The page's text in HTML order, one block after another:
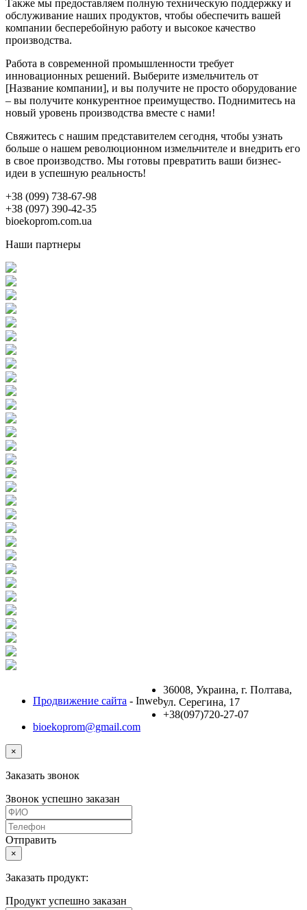
Также мы предоставляем полную техническую поддержку и
обслуживание наших продуктов, чтобы обеспечить вашей
компании бесперебойную работу и высокое качество
производства.
Работа в современной промышленности требует
инновационных решений. Выберите измельчитель от
[Название компании], и вы получите не просто оборудование
– вы получите конкурентное преимущество. Поднимитесь на
новый уровень производства вместе с нами!
Свяжитесь с нашим представителем сегодня, чтобы узнать
больше о нашем революционном измельчителе и внедрить его
в свое производство. Мы готовы превратить ваши бизнес-
идеи в успешную реальность!
+38 (099) 738-67-98
+38 (097) 390-42-35
bioekoprom.com.ua
Наши партнеры
Продвижение сайта - Inweb
36008, Украина, г. Полтава,
ул. Серегина, 17
+38(097)720-27-07
bioekoprom@gmail.com
×
Заказать звонок
Звонок успешно заказан
Отправить
×
Заказать продукт:
Продукт успешно заказан